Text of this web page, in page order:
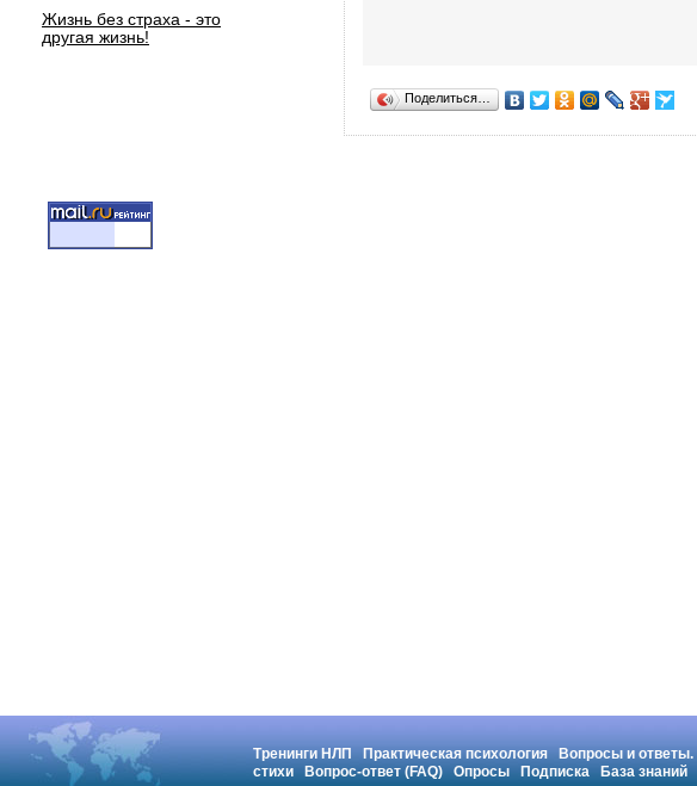
Жизнь без страха - это
другая жизнь!
Поделиться…
Тренинги НЛП Практическая психология Вопросы и ответы.
стихи
Вопрос-ответ (FAQ) Опросы Подписка База знаний